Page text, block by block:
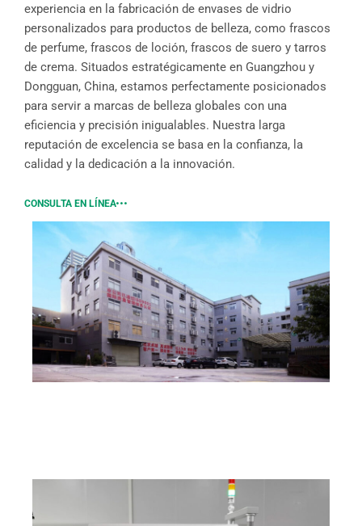
experiencia en la fabricación de envases de vidrio
personalizados para productos de belleza, como frascos
de perfume, frascos de loción, frascos de suero y tarros
de crema. Situados estratégicamente en Guangzhou y
Dongguan, China, estamos perfectamente posicionados
para servir a marcas de belleza globales con una
eficiencia y precisión inigualables. Nuestra larga
reputación de excelencia se basa en la confianza, la
calidad y la dedicación a la innovación.
CONSULTA EN LÍNEA